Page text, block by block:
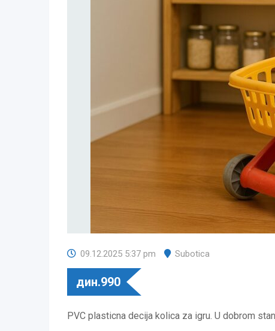
09.12.2025 5:37 pm Subotica
дин.990
PVC plasticna decija kolica za igru. U dobrom